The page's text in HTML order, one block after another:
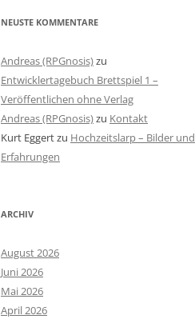
NEUSTE KOMMENTARE
Andreas (RPGnosis)zu
Entwicklertagebuch Brettspiel 1 –
Veröffentlichen ohne Verlag
Andreas (RPGnosis)zu Kontakt
Kurt Eggertzu Hochzeitslarp – Bilder und
Erfahrungen
ARCHIV
August 2026
Juni 2026
Mai 2026
April 2026